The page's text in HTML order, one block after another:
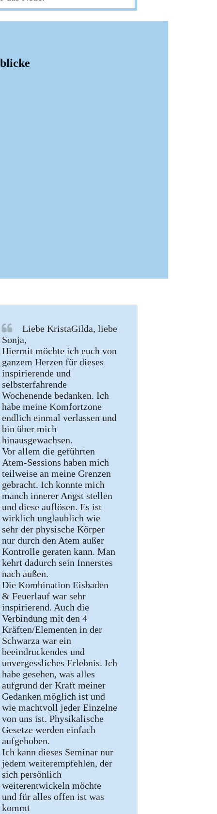
Liebe KristaGilda, liebe
Sonja,
Hiermit möchte ich euch von
ganzem Herzen für dieses
inspirierende und
selbsterfahrende
Wochenende bedanken. Ich
habe meine Komfortzone
endlich einmal verlassen und
bin über mich
hinausgewachsen.
Vor allem die geführten
Atem-Sessions haben mich
teilweise an meine Grenzen
gebracht. Ich konnte mich
manch innerer Angst stellen
und diese auflösen. Es ist
wirklich unglaublich wie
sehr der physische Körper
nur durch den Atem außer
Kontrolle geraten kann. Man
kehrt dadurch sein Innerstes
nach außen.
Die Kombination Eisbaden
& Feuerlauf war sehr
inspirierend. Auch die
Verbindung mit den 4
Kräften/Elementen in der
Schwarza war ein
beeindruckendes und
unvergessliches Erlebnis. Ich
habe gesehen, was alles
aufgrund der Kraft meiner
Gedanken möglich ist und
wie machtvoll jeder Einzelne
von uns ist. Physikalische
Gesetze werden einfach
aufgehoben.
Ich kann dieses Seminar nur
jedem weiterempfehlen, der
sich persönlich
weiterentwickeln möchte
und für alles offen ist was
kommt